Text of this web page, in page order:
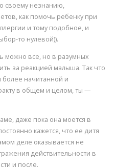
своему незнанию,
как помочь ребенку при
и тому подобное, и
то нулевой)).
можно все, но в разумных
за реакцией малыша. Так что
начитанной и
в общем и целом, ты —
даже пока она моется в
кажется, что ее дитя
деле оказывается не
действительности в
и после.